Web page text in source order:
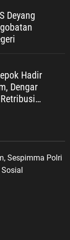
Deyang
Hadir
Dengar